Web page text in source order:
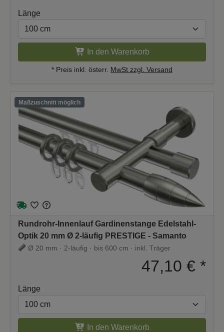
Länge
In den Warenkorb
* Preis inkl. österr. MwSt zzgl. Versand
Maßzuschnitt möglich
Rundrohr-Innenlauf Gardinenstange Edelstahl-
Optik 20 mm Ø 2-läufig PRESTIGE - Samanto
Ø 20 mm · 2-läufig · bis 600 cm · inkl. Träger
47,10 € *
Länge
In den Warenkorb